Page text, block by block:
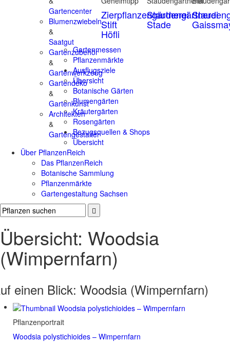
Gartencenter
Blumenzwiebeln
&
Saatgut
Gartenzubehör
&
Gartenwerkzeug
Gartendeko
&
Gartenkunst
Architekten
&
Gartengestalter
Zierpflanzengärtnerei
Stift
Höfli
Staudengärtnerei
Stade
Gartenmessen
Pflanzenmärkte
Ausflugsziele
Übersicht
Botanische Gärten
Blumengärten
Kräutergärten
Rosengärten
Bezugsquellen & Shops
Übersicht
Über PflanzenReich
Das PflanzenReich
Botanische Sammlung
Pflanzenmärkte
Gartengestaltung Sachsen
Übersicht: Woodsia
(Wimpernfarn)
einen Blick: Woodsia (Wimpernfarn)
Pflanzenportrait
Woodsia polystichioides – Wimpernfarn